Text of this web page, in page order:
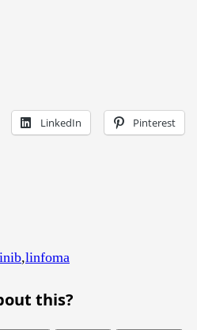
LinkedIn Pinterest
,linfoma
this?